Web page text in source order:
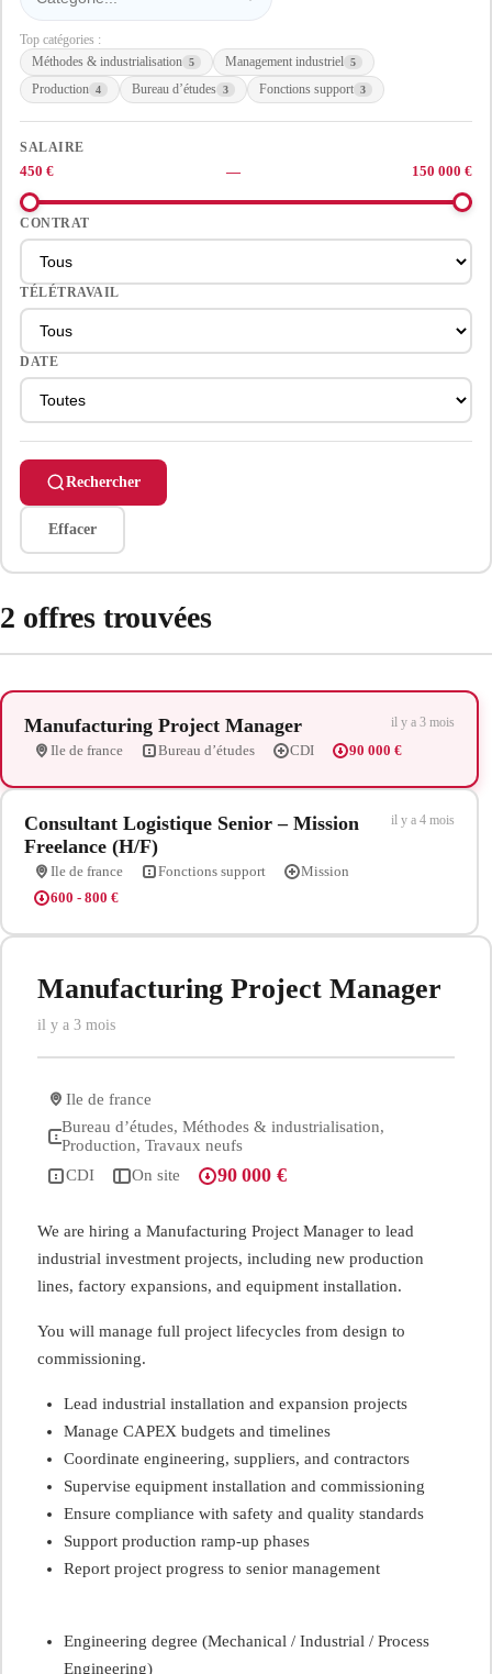
Top catégories :
Méthodes & industrialisation 5 Management industriel 5
Production 4 Bureau d’études 3 Fonctions support 3
SALAIRE
450 € — 150 000 €
CONTRAT
TÉLÉTRAVAIL
DATE
Rechercher
Effacer
2 offres trouvées
Manufacturing Project Manager il y a 3 mois
Ile de france Bureau d’études CDI 90 000 €
Consultant Logistique Senior – Mission
Freelance (H/F)
il y a 4 mois
Ile de france Fonctions support
Mission
600 - 800 €
Manufacturing Project Manager
il y a 3 mois
Ile de france
Bureau d’études, Méthodes & industrialisation,
Production, Travaux neufs
CDI
On site 90 000 €
We are hiring a Manufacturing Project Manager to lead
industrial investment projects, including new production
lines, factory expansions, and equipment installation.
You will manage full project lifecycles from design to
commissioning.
Lead industrial installation and expansion projects
Manage CAPEX budgets and timelines
Coordinate engineering, suppliers, and contractors
Supervise equipment installation and commissioning
Ensure compliance with safety and quality standards
Support production ramp-up phases
Report project progress to senior management
Engineering degree (Mechanical / Industrial / Process
Engineering)